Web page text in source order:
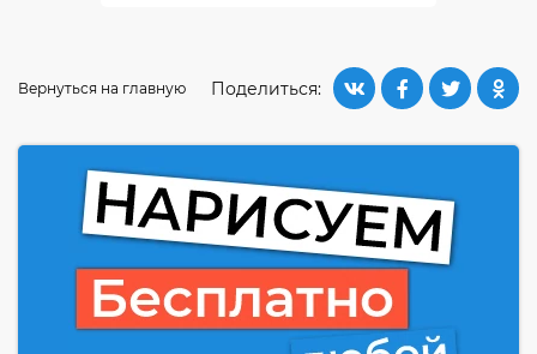
Поделиться:
Вернуться на главную